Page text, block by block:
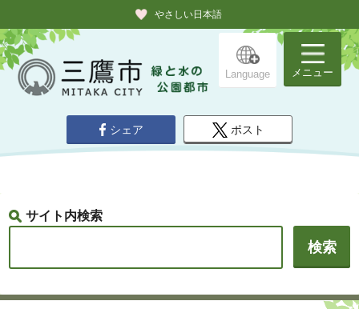
やさしい日本語
Language メニュー
シェア ポスト
サイト内検索